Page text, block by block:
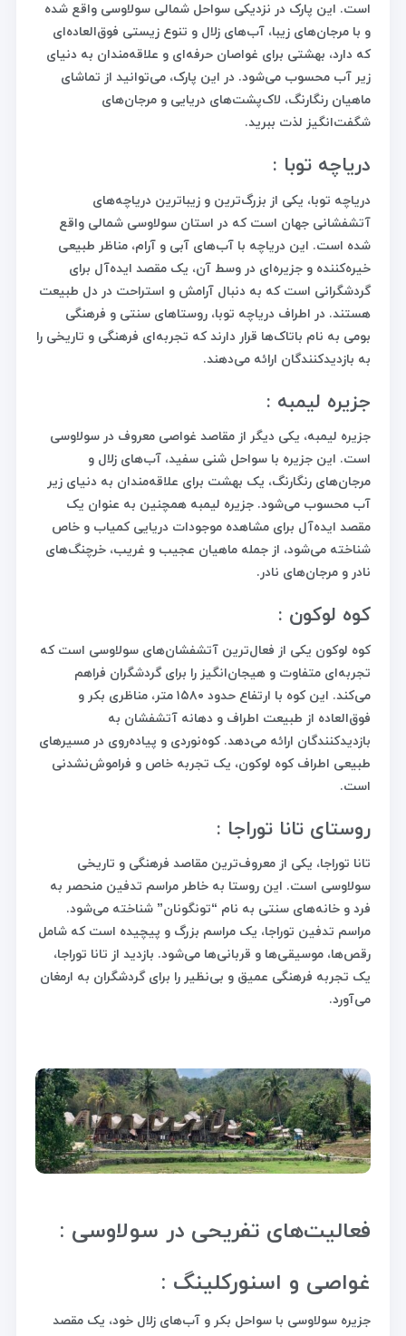
است. این پارک در نزدیکی سواحل شمالی سولاوسی واقع شده
و با مرجان‌های زیبا، آب‌های زلال و تنوع زیستی فوق‌العاده‌ای
که دارد، بهشتی برای غواصان حرفه‌ای و علاقه‌مندان به دنیای
زیر آب محسوب می‌شود. در این پارک، می‌توانید از تماشای
ماهیان رنگارنگ، لاک‌پشت‌های دریایی و مرجان‌های
شگفت‌انگیز لذت ببرید.
دریاچه توبا :
دریاچه توبا، یکی از بزرگ‌ترین و زیباترین دریاچه‌های
آتشفشانی جهان است که در استان سولاوسی شمالی واقع
شده است. این دریاچه با آب‌های آبی و آرام، مناظر طبیعی
خیره‌کننده و جزیره‌ای در وسط آن، یک مقصد ایده‌آل برای
گردشگرانی است که به دنبال آرامش و استراحت در دل طبیعت
هستند. در اطراف دریاچه توبا، روستاهای سنتی و فرهنگی
بومی به نام باتاک‌ها قرار دارند که تجربه‌ای فرهنگی و تاریخی را
به بازدیدکنندگان ارائه می‌دهند.
جزیره لیمبه :
جزیره لیمبه، یکی دیگر از مقاصد غواصی معروف در سولاوسی
است. این جزیره با سواحل شنی سفید، آب‌های زلال و
مرجان‌های رنگارنگ، یک بهشت برای علاقه‌مندان به دنیای زیر
آب محسوب می‌شود. جزیره لیمبه همچنین به عنوان یک
مقصد ایده‌آل برای مشاهده موجودات دریایی کمیاب و خاص
شناخته می‌شود، از جمله ماهیان عجیب و غریب، خرچنگ‌های
نادر و مرجان‌های نادر.
کوه لوکون :
کوه لوکون یکی از فعال‌ترین آتشفشان‌های سولاوسی است که
تجربه‌ای متفاوت و هیجان‌انگیز را برای گردشگران فراهم
می‌کند. این کوه با ارتفاع حدود ۱۵۸۰ متر، مناظری بکر و
فوق‌العاده از طبیعت اطراف و دهانه آتشفشان به
بازدیدکنندگان ارائه می‌دهد. کوه‌نوردی و پیاده‌روی در مسیرهای
طبیعی اطراف کوه لوکون، یک تجربه خاص و فراموش‌نشدنی
است.
روستای تانا توراجا :
تانا توراجا، یکی از معروف‌ترین مقاصد فرهنگی و تاریخی
سولاوسی است. این روستا به خاطر مراسم تدفین منحصر به
فرد و خانه‌های سنتی به نام “تونگونان” شناخته می‌شود.
مراسم تدفین توراجا، یک مراسم بزرگ و پیچیده است که شامل
رقص‌ها، موسیقی‌ها و قربانی‌ها می‌شود. بازدید از تانا توراجا،
یک تجربه فرهنگی عمیق و بی‌نظیر را برای گردشگران به ارمغان
می‌آورد.
فعالیت‌های تفریحی در سولاوسی :
غواصی و اسنورکلینگ :
جزیره سولاوسی با سواحل بکر و آب‌های زلال خود، یک مقصد